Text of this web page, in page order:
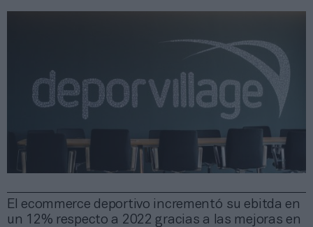
El ecommerce deportivo incrementó su ebitda en
un 12% respecto a 2022 gracias a las mejoras en